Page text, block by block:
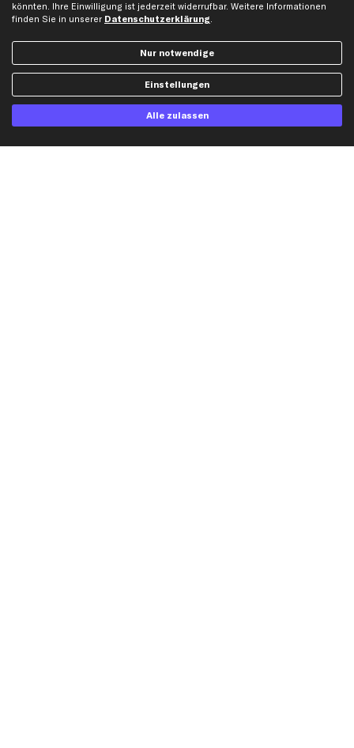
kfzteile24 Newsletter
Alle Angebote, Rabatte & Specials.
Ich möchte über aktuelle Vorteile und Angebote im Shop informiert werden und
könnten. Ihre Einwilligung ist jederzeit widerrufbar. Weitere Informationen
finden Sie in unserer Datenschutzerklärung.
Nur notwendige
Einstellungen
Alle zulassen